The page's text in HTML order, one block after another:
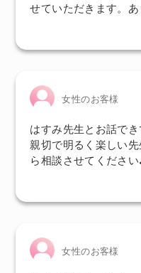
せていただきます。あ
女性のお客様
はすみ先生とお話で
親切で明るく楽しい
ら相談させてくださ
女性のお客様